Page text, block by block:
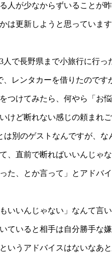
人が少なからずいることが昨
は更新しようと思っています
で長野県まで小旅行に行っ
レンタカーを借りたのです
つけてみたら、何やら「お
けど断れない感じの頼まれ
は別のゲストなんですが、な
、直前で断ればいいんじゃな
た、とか言って」とアドバイ
いいんじゃない」なんて言い
ていると相手は自分勝手な嫌
いうアドバイスはないなあと